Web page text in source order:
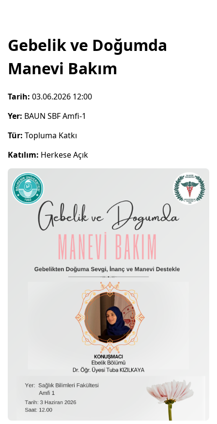
Gebelik ve Doğumda
Manevi Bakım
Tarih: 03.06.2026 12:00
Yer: BAUN SBF Amfi-1
Tür: Topluma Katkı
Katılım: Herkese Açık